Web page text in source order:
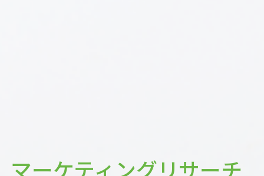
マーケティングリサーチ